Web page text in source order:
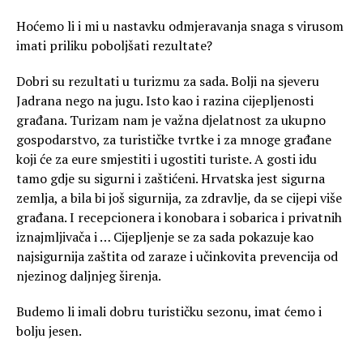
Hoćemo li i mi u nastavku odmjeravanja snaga s virusom
imati priliku poboljšati rezultate?
Dobri su rezultati u turizmu za sada. Bolji na sjeveru
Jadrana nego na jugu. Isto kao i razina cijepljenosti
građana. Turizam nam je važna djelatnost za ukupno
gospodarstvo, za turističke tvrtke i za mnoge građane
koji će za eure smjestiti i ugostiti turiste. A gosti idu
tamo gdje su sigurni i zaštićeni. Hrvatska jest sigurna
zemlja, a bila bi još sigurnija, za zdravlje, da se cijepi više
građana. I recepcionera i konobara i sobarica i privatnih
iznajmljivača i … Cijepljenje se za sada pokazuje kao
najsigurnija zaštita od zaraze i učinkovita prevencija od
njezinog daljnjeg širenja.
Budemo li imali dobru turističku sezonu, imat ćemo i
bolju jesen.